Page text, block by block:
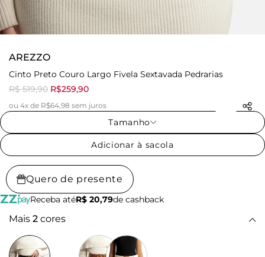
AREZZO
Cinto Preto Couro Largo Fivela Sextavada Pedrarias
R$ 519,90 R$259,90
ou 4x de R$64,98 sem juros
Tamanho
Adicionar à sacola
Quero de presente
Receba atéR$ 20,79de cashback
Mais 2 cores